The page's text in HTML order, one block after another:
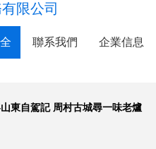
限公司
聯系我們 企業信息
東自駕記 周村古城尋一味老爐